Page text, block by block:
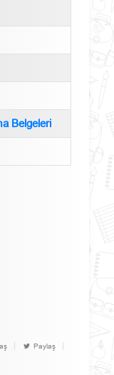
Belgeleri
Paylaş